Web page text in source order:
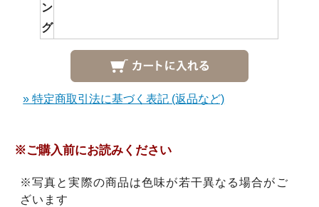
ン
グ
» 特定商取引法に基づく表記 (返品など)
※ご購入前にお読みください
※写真と実際の商品は色味が若干異なる場合がご
ざいます